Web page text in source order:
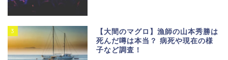
3
【大間のマグロ】漁師の山本秀勝は
死んだ噂は本当？ 病死や現在の様
子など調査！